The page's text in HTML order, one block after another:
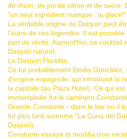
de rhum, de jus de citron et de sucre.
"un seul ingrédient manque : la glace!"
La véritable origine du Daiquiri peut
l'autre de ces légendes. Il est
part de vérité. Aujourd'hui, ce cocktail
Daiquiri naturel.
Le Daiquiri Floridita
Ce fut probablement Emilio Gonzälez,
d'origine espagnole, qui introduisit la
la capitale (au Plaza Hotel). Ce qui
immortalisée fut le cantinero
Grande Constante - dans le bar où il
fut plus tard surnomé "La Cuna del
Daiquiri).
Constante essaya et modifia trois